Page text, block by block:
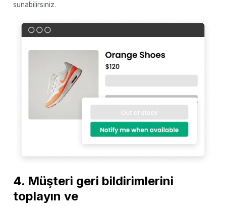
sunabilirsiniz.
4. Müşteri geri bildirimlerini
toplayın ve